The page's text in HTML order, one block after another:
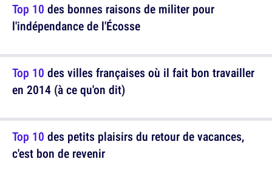
Top 10 des villes françaises où il fait bon travailler
en 2014 (à ce qu'on dit)
Top 10 des bonnes raisons de militer pour
l'indépendance de l'Écosse
Top 10 des petits plaisirs du retour de vacances,
c'est bon de revenir